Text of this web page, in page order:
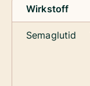
Wirkstoff
Semaglutid